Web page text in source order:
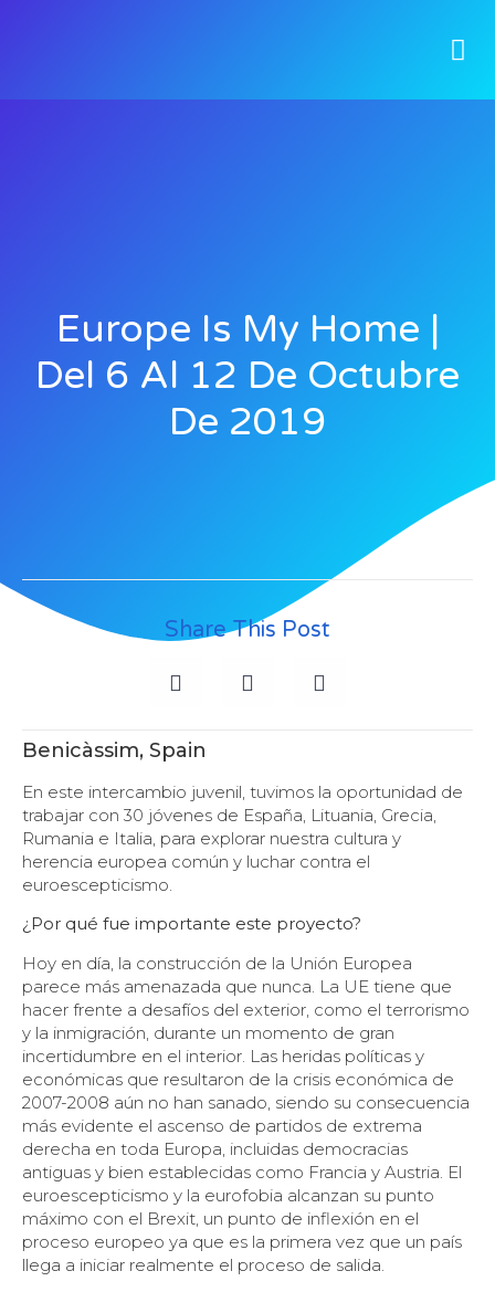
Europe Is My Home |
Del 6 Al 12 De Octubre
De 2019
Share This Post
Benicàssim, Spain
En este intercambio juvenil, tuvimos la oportunidad de
trabajar con 30 jóvenes de España, Lituania, Grecia,
Rumania e Italia, para explorar nuestra cultura y
herencia europea común y luchar contra el
euroescepticismo.
¿Por qué fue importante este proyecto?
Hoy en día, la construcción de la Unión Europea
parece más amenazada que nunca. La UE tiene que
hacer frente a desafíos del exterior, como el terrorismo
y la inmigración, durante un momento de gran
incertidumbre en el interior. Las heridas políticas y
económicas que resultaron de la crisis económica de
2007-2008 aún no han sanado, siendo su consecuencia
más evidente el ascenso de partidos de extrema
derecha en toda Europa, incluidas democracias
antiguas y bien establecidas como Francia y Austria. El
euroescepticismo y la eurofobia alcanzan su punto
máximo con el Brexit, un punto de inflexión en el
proceso europeo ya que es la primera vez que un país
llega a iniciar realmente el proceso de salida.